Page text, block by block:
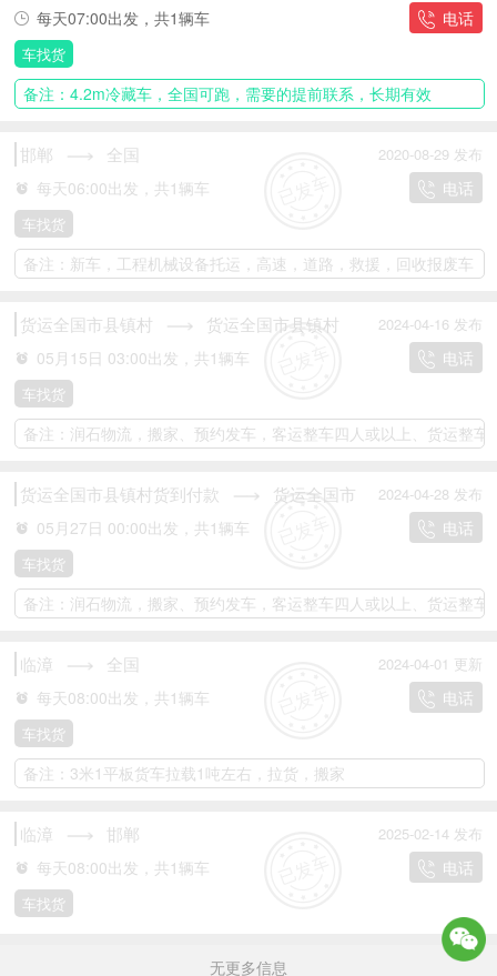
每天07:00出发，共1辆车 电话
车找货
备注：4.2m冷藏车，全国可跑，需要的提前联系，长期有效
邯郸 全国 2020-08-29 发布
每天06:00出发，共1辆车 电话
车找货
备注：新车，工程机械设备托运，高速，道路，救援，回收报废车
货运全国市县镇村 货运全国市县镇村 2024-04-16 发布
05月15日 03:00出发，共1辆车 电话
车找货
备注：润石物流，搬家、预约发车，客运整车四人或以上、货运整
货运全国市县镇村货到付款
货运全国市
县镇村货到付款
2024-04-28 发布
05月27日 00:00出发，共1辆车 电话
车找货
备注：润石物流，搬家、预约发车，客运整车四人或以上、货运整
临漳 全国 2024-04-01 更新
每天08:00出发，共1辆车 电话
车找货
备注：3米1平板货车拉载1吨左右，拉货，搬家
临漳 邯郸 2025-02-14 发布
每天08:00出发，共1辆车 电话
车找货
无更多信息